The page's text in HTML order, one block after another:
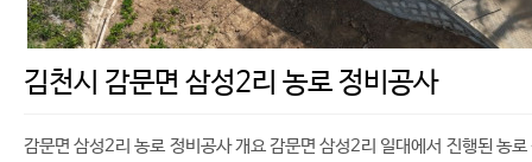
김천시 감문면 삼성2리 농로 정비공사
감문면 삼성2리 농로 정비공사 개요 감문면 삼성2리 일대에서 진행된 농로